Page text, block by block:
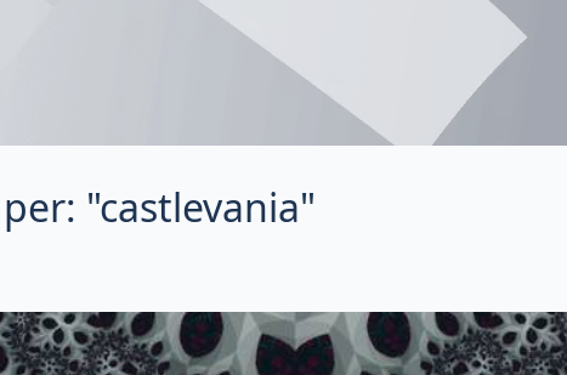
"castlevania"